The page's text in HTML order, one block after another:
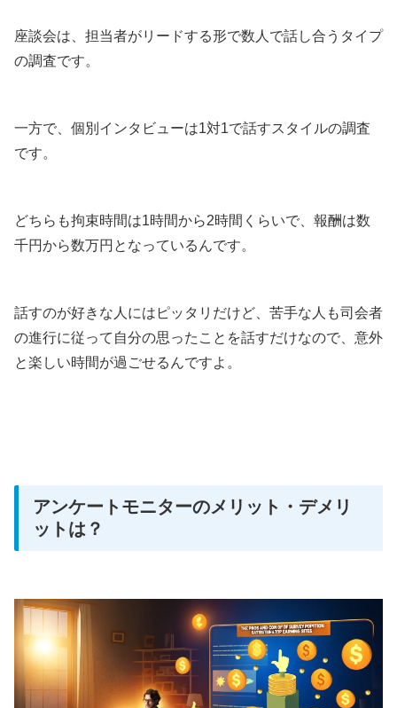
座談会は、担当者がリードする形で数人で話し合うタイプ
の調査です。
一方で、個別インタビューは1対1で話すスタイルの調査
です。
どちらも拘束時間は1時間から2時間くらいで、報酬は数
千円から数万円となっているんです。
話すのが好きな人にはピッタリだけど、苦手な人も司会者
の進行に従って自分の思ったことを話すだけなので、意外
と楽しい時間が過ごせるんですよ。
アンケートモニターのメリット・デメリ
ットは？